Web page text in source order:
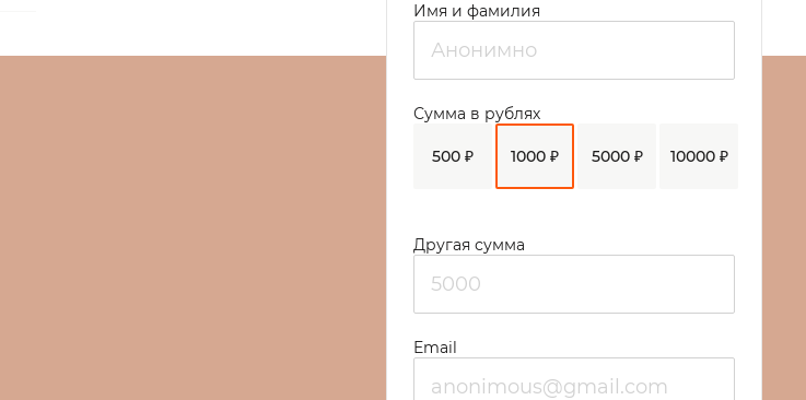
Имя и фамилия
500 ₽ 1000 ₽ 5000 ₽ 10000 ₽
Сумма в рублях
Другая сумма
Email